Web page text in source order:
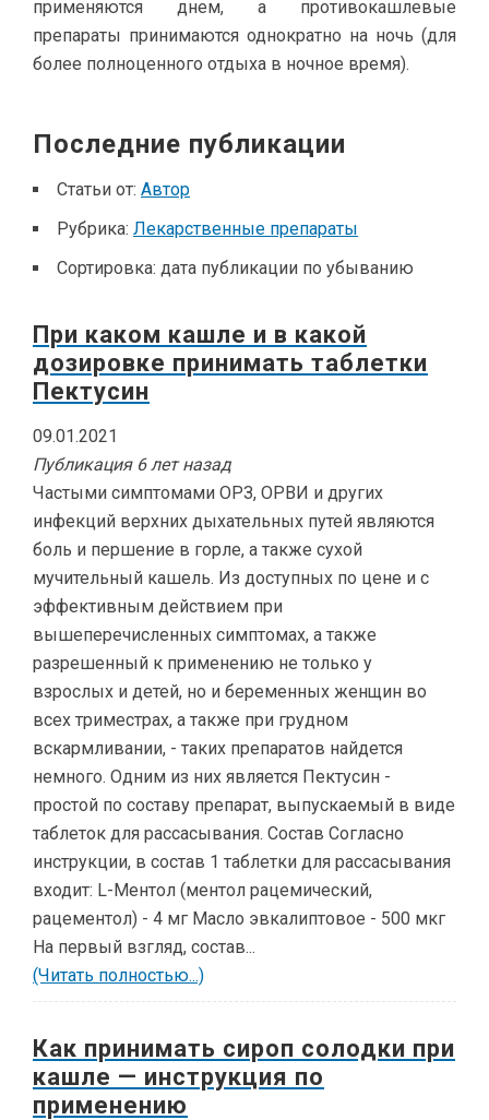
применяются днем, а противокашлевые
препараты принимаются однократно на ночь (для
более полноценного отдыха в ночное время).
Последние публикации
Статьи от: Автор
Рубрика: Лекарственные препараты
Сортировка: дата публикации по убыванию
При каком кашле и в какой
дозировке принимать таблетки
Пектусин
09.01.2021
Публикация 6 лет назад
Частыми симптомами ОРЗ, ОРВИ и других
инфекций верхних дыхательных путей являются
боль и першение в горле, а также сухой
мучительный кашель. Из доступных по цене и с
эффективным действием при
вышеперечисленных симптомах, а также
разрешенный к применению не только у
взрослых и детей, но и беременных женщин во
всех триместрах, а также при грудном
вскармливании, - таких препаратов найдется
немного. Одним из них является Пектусин -
простой по составу препарат, выпускаемый в виде
таблеток для рассасывания. Состав Согласно
инструкции, в состав 1 таблетки для рассасывания
входит: L-Ментол (ментол рацемический,
рацементол) - 4 мг Масло эвкалиптовое - 500 мкг
На первый взгляд, состав...
(Читать полностью...)
Как принимать сироп солодки при
кашле — инструкция по
применению